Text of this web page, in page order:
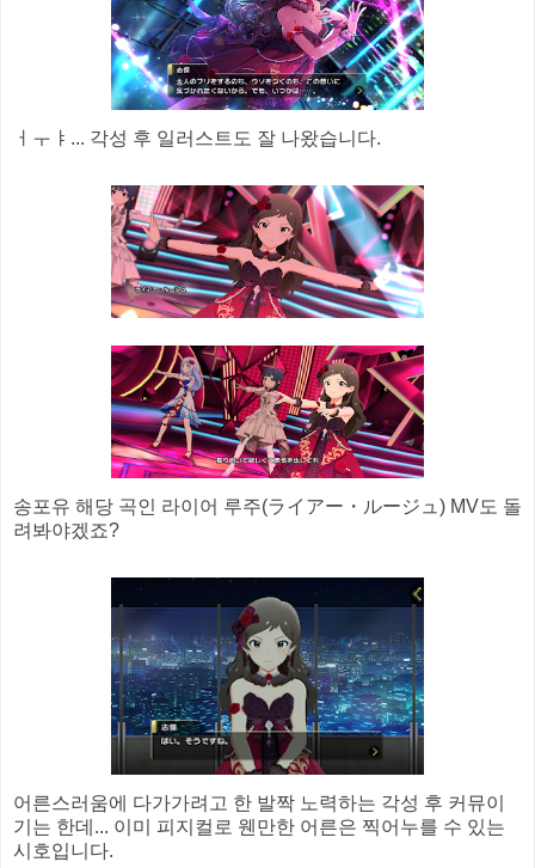
ㅓㅜㅑ... 각성 후 일러스트도 잘 나왔습니다.
송포유 해당 곡인 라이어 루주(ライアー・ルージュ) MV도 돌
려봐야겠죠?
어른스러움에 다가가려고 한 발짝 노력하는 각성 후 커뮤이
기는 한데... 이미 피지컬로 웬만한 어른은 찍어누를 수 있는
시호입니다.